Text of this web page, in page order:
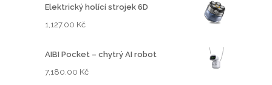
Elektrický holící strojek 6D
1,127.00 Kč
AIBI Pocket – chytrý AI robot
7,180.00 Kč